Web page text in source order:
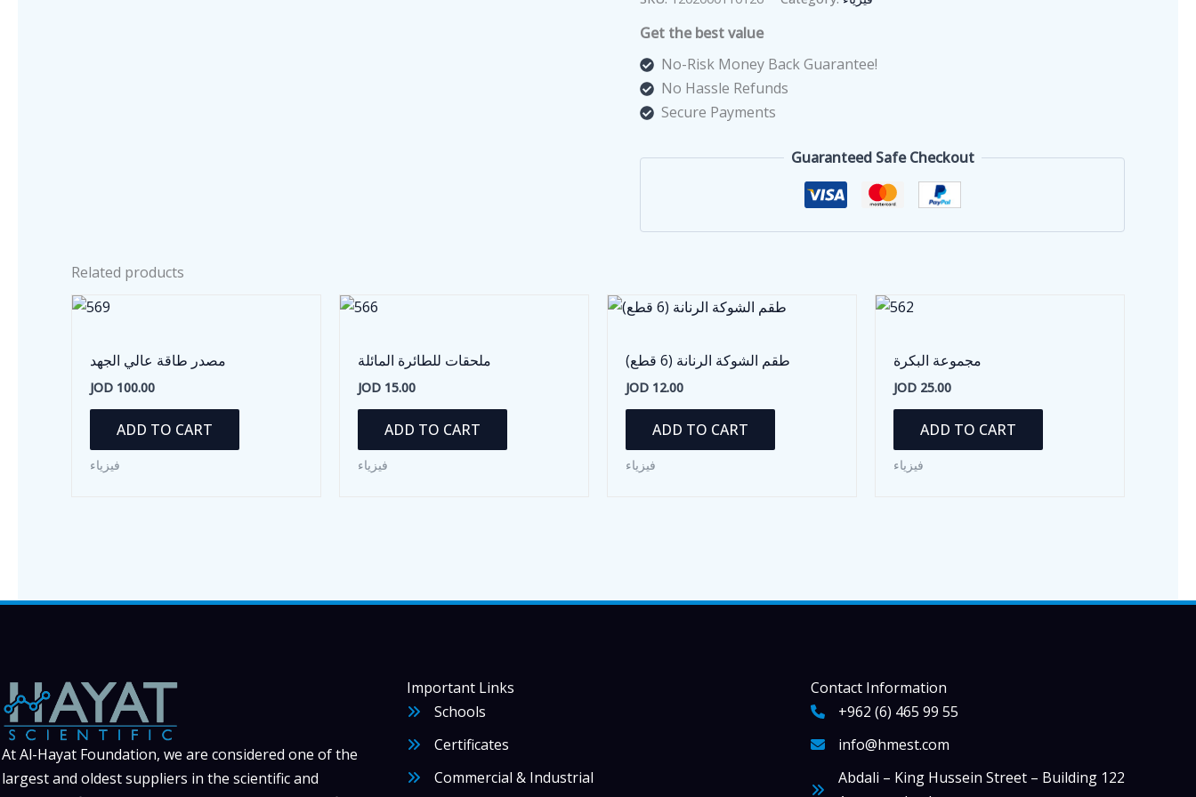
Get the best value
No-Risk Money Back Guarantee!
No Hassle Refunds
Secure Payments
Guaranteed Safe Checkout
Related products
مصدر طاقة عالي الجهد
JOD 100.00
ADD TO CART
فيزياء
ملحقات للطائرة المائلة
JOD 15.00
ADD TO CART
فيزياء
طقم الشوكة الرنانة (6 قطع)
JOD 12.00
ADD TO CART
فيزياء
مجموعة البكرة
JOD 25.00
ADD TO CART
فيزياء
At Al-Hayat Foundation, we are considered one of the
largest and oldest suppliers in the scientific and
Important Links
Schools
Certificates
Commercial & Industrial
Contact Information
+962 (6) 465 99 55
info@hmest.com
Abdali – King Hussein Street – Building 122